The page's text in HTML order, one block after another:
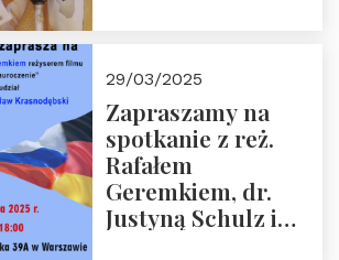
29/03/2025
Zapraszamy na
spotkanie z reż.
Rafałem
Geremkiem, dr.
Justyną Schulz i